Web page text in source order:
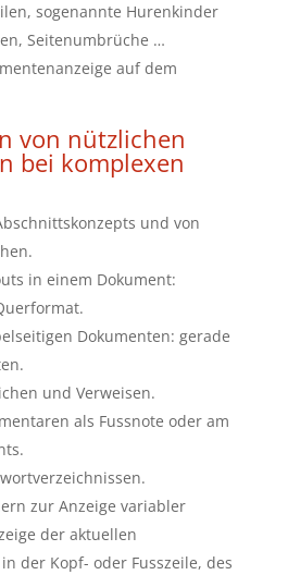
sogenannte Hurenkinder
Seitenumbrüche …
auf dem
von nützlichen
bei komplexen
und von
in einem Dokument:
Dokumenten: gerade
und Verweisen.
als Fussnote oder am
zur Anzeige variabler
der aktuellen
der Kopf- oder Fusszeile, des